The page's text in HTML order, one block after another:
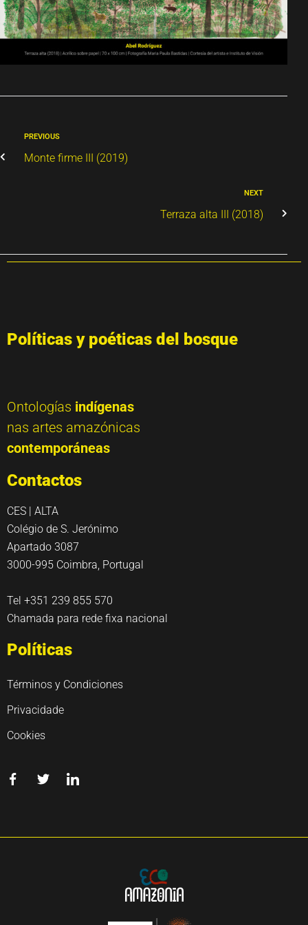
PREVIOUS
Monte firme III (2019)
NEXT
Terraza alta III (2018)
Políticas y poéticas del bosque
Ontologías indígenas
nas artes amazónicas
contemporáneas
Contactos
CES | ALTA
Colégio de S. Jerónimo
Apartado 3087
3000-995 Coimbra, Portugal
Tel +351 239 855 570
Chamada para rede fixa nacional
Políticas
Términos y Condiciones
Privacidade
Cookies